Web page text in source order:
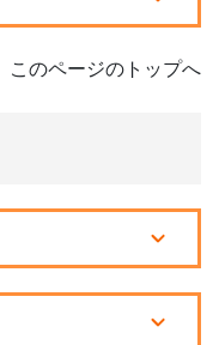
このページのトップへ